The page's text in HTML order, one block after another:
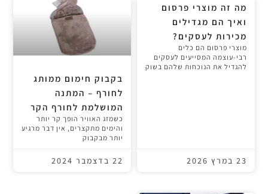
מה זה מוצרי פרסום
ואיך הם מגדילים
מכירות לעסקים?
מוצרי פרסום הם כלים
רבי-עוצמה המסייעים לעסקים
להגדיל את הנוכחות שלהם בשוק
23 במרץ 2026
בקבוק חימום ממותג
לחורף – המתנה
המושלמת לחורף הקר
כשמזג האוויר הופך קר יותר
והימים מתקצרים, אין דבר מרגיע
יותר מבקבוק
22 בדצמבר 2024